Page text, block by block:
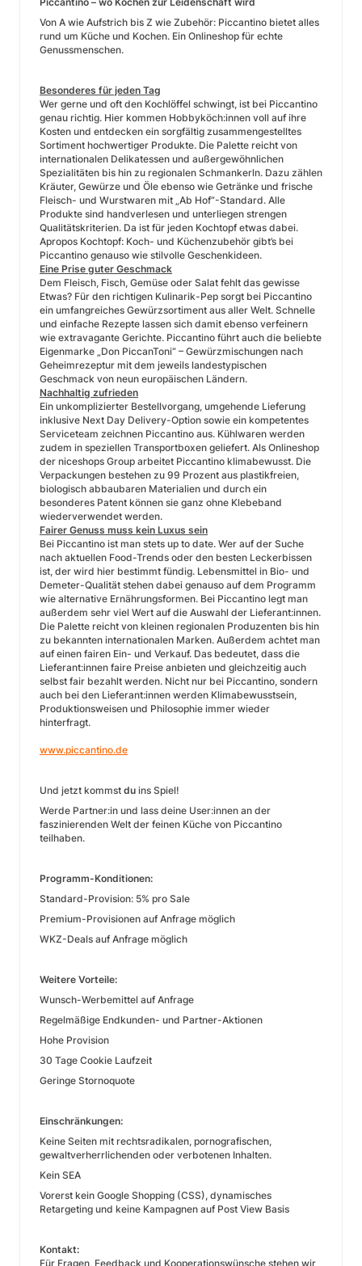
Von A wie Aufstrich bis Z wie Zubehör: Piccantino bietet alles
rund um Küche und Kochen. Ein Onlineshop für echte
Genussmenschen.
Besonderes für jeden Tag
Wer gerne und oft den Kochlöffel schwingt, ist bei Piccantino
genau richtig. Hier kommen Hobbyköch:innen voll auf ihre
Kosten und entdecken ein sorgfältig zusammengestelltes
Sortiment hochwertiger Produkte. Die Palette reicht von
internationalen Delikatessen und außergewöhnlichen
Spezialitäten bis hin zu regionalen Schmankerln. Dazu zählen
Kräuter, Gewürze und Öle ebenso wie Getränke und frische
Fleisch- und Wurstwaren mit „Ab Hof“-Standard. Alle
Produkte sind handverlesen und unterliegen strengen
Qualitätskriterien. Da ist für jeden Kochtopf etwas dabei.
Apropos Kochtopf: Koch- und Küchenzubehör gibt’s bei
Piccantino genauso wie stilvolle Geschenkideen.
Eine Prise guter Geschmack
Dem Fleisch, Fisch, Gemüse oder Salat fehlt das gewisse
Etwas? Für den richtigen Kulinarik-Pep sorgt bei Piccantino
ein umfangreiches Gewürzsortiment aus aller Welt. Schnelle
und einfache Rezepte lassen sich damit ebenso verfeinern
wie extravagante Gerichte. Piccantino führt auch die beliebte
Eigenmarke „Don PiccanToni“ – Gewürzmischungen nach
Geheimrezeptur mit dem jeweils landestypischen
Geschmack von neun europäischen Ländern.
Nachhaltig zufrieden
Ein unkomplizierter Bestellvorgang, umgehende Lieferung
inklusive Next Day Delivery-Option sowie ein kompetentes
Serviceteam zeichnen Piccantino aus. Kühlwaren werden
zudem in speziellen Transportboxen geliefert. Als Onlineshop
der niceshops Group arbeitet Piccantino klimabewusst. Die
Verpackungen bestehen zu 99 Prozent aus plastikfreien,
biologisch abbaubaren Materialien und durch ein
besonderes Patent können sie ganz ohne Klebeband
wiederverwendet werden.
Fairer Genuss muss kein Luxus sein
Bei Piccantino ist man stets up to date. Wer auf der Suche
nach aktuellen Food-Trends oder den besten Leckerbissen
ist, der wird hier bestimmt fündig. Lebensmittel in Bio- und
Demeter-Qualität stehen dabei genauso auf dem Programm
wie alternative Ernährungsformen. Bei Piccantino legt man
außerdem sehr viel Wert auf die Auswahl der Lieferant:innen.
Die Palette reicht von kleinen regionalen Produzenten bis hin
zu bekannten internationalen Marken. Außerdem achtet man
auf einen fairen Ein- und Verkauf. Das bedeutet, dass die
Lieferant:innen faire Preise anbieten und gleichzeitig auch
selbst fair bezahlt werden. Nicht nur bei Piccantino, sondern
auch bei den Lieferant:innen werden Klimabewusstsein,
Produktionsweisen und Philosophie immer wieder
hinterfragt.
www.piccantino.de
Und jetzt kommst du ins Spiel!
Werde Partner:in und lass deine User:innen an der
faszinierenden Welt der feinen Küche von Piccantino
teilhaben.
Programm-Konditionen:
Standard-Provision: 5% pro Sale
Premium-Provisionen auf Anfrage möglich
WKZ-Deals auf Anfrage möglich
Weitere Vorteile:
Wunsch-Werbemittel auf Anfrage
Regelmäßige Endkunden- und Partner-Aktionen
Hohe Provision
30 Tage Cookie Laufzeit
Geringe Stornoquote
Einschränkungen:
Keine Seiten mit rechtsradikalen, pornografischen,
gewaltverherrlichenden oder verbotenen Inhalten.
Kein SEA
Vorerst kein Google Shopping (CSS), dynamisches
Retargeting und keine Kampagnen auf Post View Basis
Kontakt:
Für Fragen, Feedback und Kooperationswünsche stehen wir